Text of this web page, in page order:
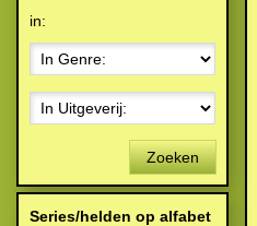
in:
Zoeken
Series/helden op alfabet